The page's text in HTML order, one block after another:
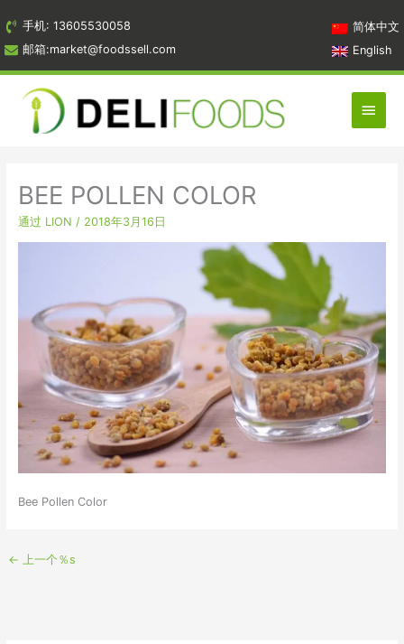
到
内
容
手机: 13605530058
邮箱:market@foodssell.com
简体中文
English
主
菜
BEE POLLEN COLOR
通过 LION / 2018年3月16日
Bee Pollen Color
← 上一个％s